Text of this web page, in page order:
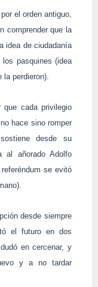
el orden antiguo,
comprender que la
idea de ciudadanía
pasquines (idea
perdieron).
que cada privilegio
hace sino romper
desde su
al añorado Adolfo
se evitó
desde siempre
el futuro en dos
en cercenar, y
y a no tardar